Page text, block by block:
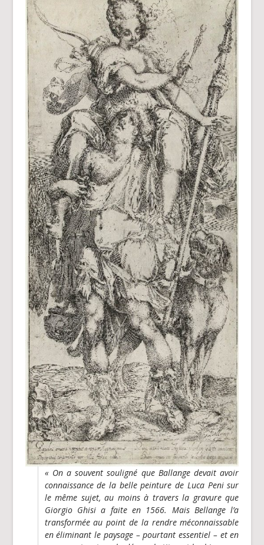
« On a souvent souligné que Ballange devait avoir
connaissance de la belle peinture de Luca Peni sur
le même sujet, au moins à travers la gravure que
Giorgio Ghisi a faite en 1566. Mais Bellange l’a
transformée au point de la rendre méconnaissable
en éliminant le paysage – pourtant essentiel – et en